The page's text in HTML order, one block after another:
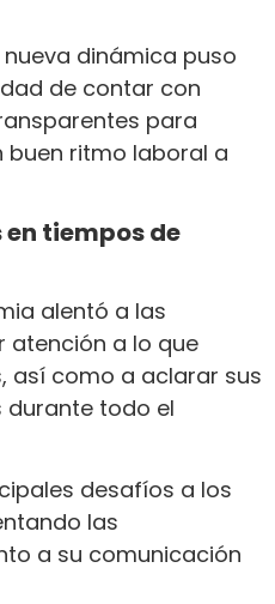
dinámica puso
de contar con
para
buen ritmo laboral a
tiempos de
alentó a las
atención a lo que
así como a aclarar sus
todo el
desafíos a los
las
a su comunicación